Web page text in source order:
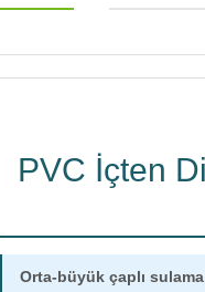
PVC İçten
Orta-büyük çaplı